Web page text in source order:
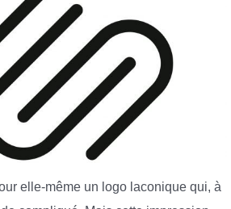
elle-même un logo laconique qui, à